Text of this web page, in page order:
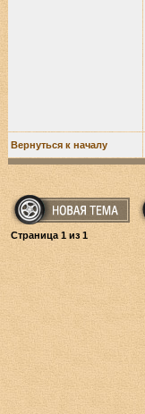
Вернуться к началу
Страница 1 из 1